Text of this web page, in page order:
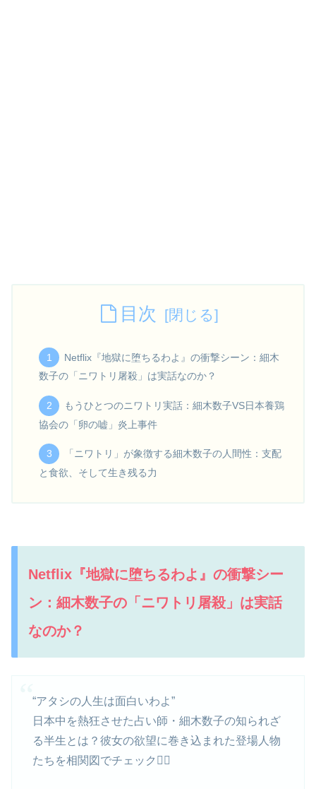
目次
Netflix『地獄に堕ちるわよ』の衝撃シーン：細木
数子の「ニワトリ屠殺」は実話なのか？
もうひとつのニワトリ実話：細木数子VS日本養鶏
協会の「卵の嘘」炎上事件
「ニワトリ」が象徴する細木数子の人間性：支配
と食欲、そして生き残る力
Netflix『地獄に堕ちるわよ』の衝撃シー
ン：細木数子の「ニワトリ屠殺」は実話
なのか？
“アタシの人生は面白いわよ”
日本中を熱狂させた占い師・細木数子の知られざ
る半生とは？彼女の欲望に巻き込まれた登場人物
たちを相関図でチェック❤️‍🔥